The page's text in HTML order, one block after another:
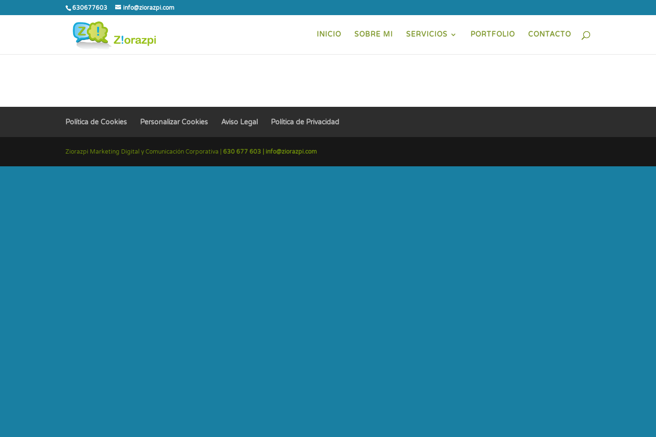
630677603 info@ziorazpi.com
INICIO SOBRE MI SERVICIOS PORTFOLIO CONTACTO
Política de Cookies Personalizar Cookies Aviso Legal Política de Privacidad
Ziorazpi Marketing Digital y Comunicación Corporativa |630 677 603 | info@ziorazpi.com